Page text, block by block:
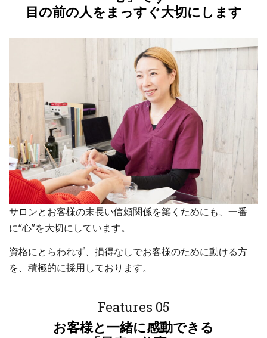
目の前の人をまっすぐ大切にします
サロンとお客様の末長い信頼関係を築くためにも、一番
に“心”を大切にしています。
資格にとらわれず、損得なしでお客様のために動ける方
を、積極的に採用しております。
Features 05
お客様と一緒に感動できる